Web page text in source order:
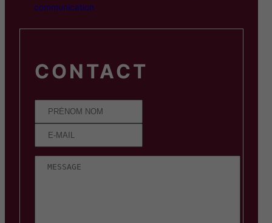
communication
CONTACT